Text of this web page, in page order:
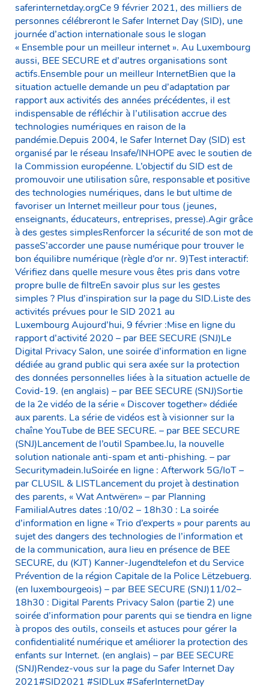
saferinternetday.orgCe 9 février 2021, des milliers de
personnes célébreront le Safer Internet Day (SID), une
journée d’action internationale sous le slogan
« Ensemble pour un meilleur internet ». Au Luxembourg
aussi, BEE SECURE et d’autres organisations sont
actifs.Ensemble pour un meilleur InternetBien que la
situation actuelle demande un peu d’adaptation par
rapport aux activités des années précédentes, il est
indispensable de réfléchir à l’utilisation accrue des
technologies numériques en raison de la
pandémie.Depuis 2004, le Safer Internet Day (SID) est
organisé par le réseau Insafe/INHOPE avec le soutien de
la Commission européenne. L’objectif du SID est de
promouvoir une utilisation sûre, responsable et positive
des technologies numériques, dans le but ultime de
favoriser un Internet meilleur pour tous (jeunes,
enseignants, éducateurs, entreprises, presse).Agir grâce
à des gestes simplesRenforcer la sécurité de son mot de
passeS’accorder une pause numérique pour trouver le
bon équilibre numérique (règle d’or nr. 9)Test interactif:
Vérifiez dans quelle mesure vous êtes pris dans votre
propre bulle de filtreEn savoir plus sur les gestes
simples ? Plus d’inspiration sur la page du SID.Liste des
activités prévues pour le SID 2021 au
Luxembourg Aujourd’hui, 9 février :Mise en ligne du
rapport d’activité 2020 – par BEE SECURE (SNJ)Le
Digital Privacy Salon, une soirée d’information en ligne
dédiée au grand public qui sera axée sur la protection
des données personnelles liées à la situation actuelle de
Covid-19. (en anglais) – par BEE SECURE (SNJ)Sortie
de la 2e vidéo de la série « Discover together» dédiée
aux parents. La série de vidéos est à visionner sur la
chaîne YouTube de BEE SECURE. – par BEE SECURE
(SNJ)Lancement de l’outil Spambee.lu, la nouvelle
solution nationale anti-spam et anti-phishing. – par
Securitymadein.luSoirée en ligne : Afterwork 5G/IoT –
par CLUSIL & LISTLancement du projet à destination
des parents, « Wat Antwëren» – par Planning
FamilialAutres dates :10/02 – 18h30 : La soirée
d’information en ligne « Trio d’experts » pour parents au
sujet des dangers des technologies de l’information et
de la communication, aura lieu en présence de BEE
SECURE, du (KJT) Kanner-Jugendtelefon et du Service
Prévention de la région Capitale de la Police Lëtzebuerg.
(en luxembourgeois) – par BEE SECURE (SNJ)11/02–
18h30 : Digital Parents Privacy Salon (partie 2) une
soirée d’information pour parents qui se tiendra en ligne
à propos des outils, conseils et astuces pour gérer la
confidentialité numérique et améliorer la protection des
enfants sur Internet. (en anglais) – par BEE SECURE
(SNJ)Rendez-vous sur la page du Safer Internet Day
2021#SID2021 #SIDLux #SaferInternetDay